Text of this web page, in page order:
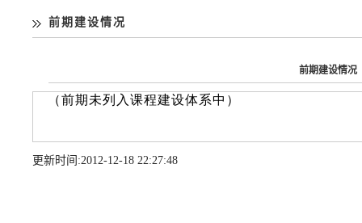
前期建设情况
前期建设情况
更新时间:2012-12-1822:27:48